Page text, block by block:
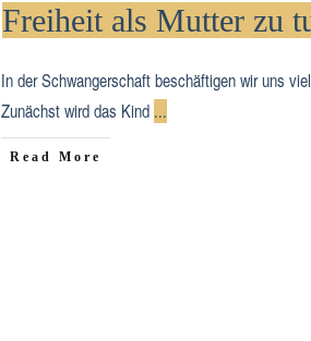
Freiheit als Mutter zu
In der Schwangerschaft beschäftigen wir uns
Zunächst wird das Kind ...
​Read More